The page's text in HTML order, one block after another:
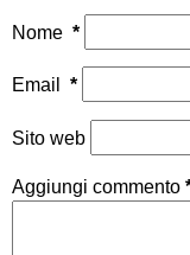
Nome *
Email *
Sito web
Aggiungi commento